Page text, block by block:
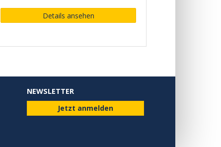
Details ansehen
NEWSLETTER
Jetzt anmelden